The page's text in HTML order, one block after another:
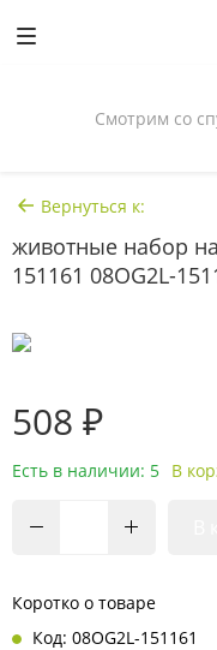
Смотрим со
Вернуться к:
животные набор
151161 08OG2L-
508 ₽
Есть в наличии: 5 В
Коротко о товаре
Код: 08OG2L-151161